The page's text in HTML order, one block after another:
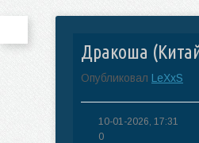
Дракоша
Опубликовал LeXxS
10-01-2026, 17:31
0